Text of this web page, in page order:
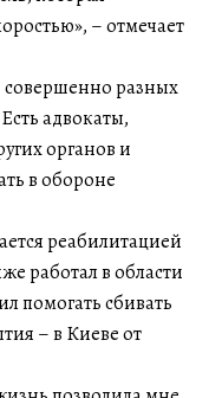
– отмечает
разных
адвокаты,
органов и
в обороне
реабилитацией
работал в области
помогать сбивать
– в Киеве от